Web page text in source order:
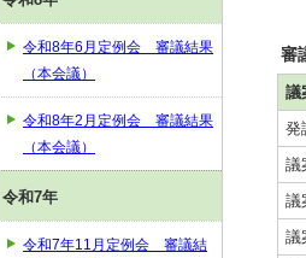
審
議
発
議
議
議
令和8年6月定例会 審議結果
（本会議）
令和8年2月定例会 審議結果
（本会議）
令和7年
令和7年11月定例会 審議結